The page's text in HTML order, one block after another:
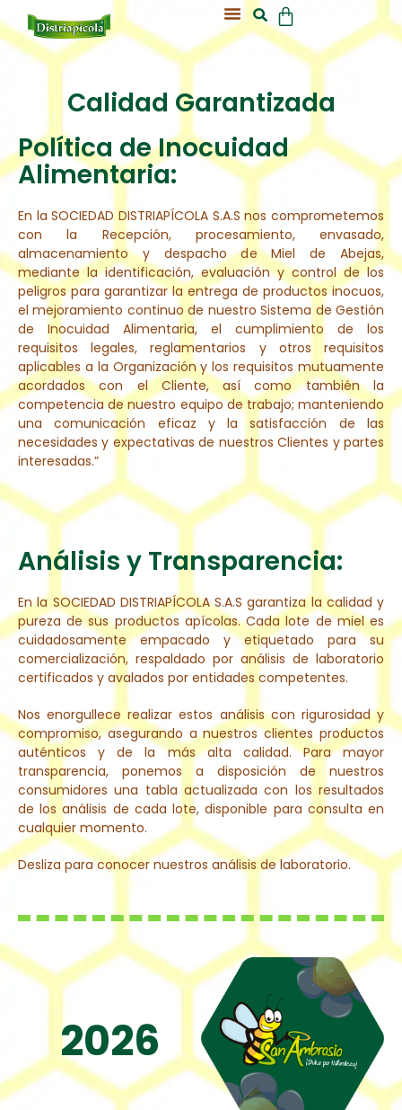
Calidad Garantizada
Política de Inocuidad
Alimentaria:
En la SOCIEDAD DISTRIAPÍCOLA S.A.S nos comprometemos
con la Recepción, procesamiento, envasado,
almacenamiento y despacho de Miel de Abejas,
mediante la identificación, evaluación y control de los
peligros para garantizar la entrega de productos inocuos,
el mejoramiento continuo de nuestro Sistema de Gestión
de Inocuidad Alimentaria, el cumplimiento de los
requisitos legales, reglamentarios y otros requisitos
aplicables a la Organización y los requisitos mutuamente
acordados con el Cliente, así como también la
competencia de nuestro equipo de trabajo; manteniendo
una comunicación eficaz y la satisfacción de las
necesidades y expectativas de nuestros Clientes y partes
interesadas.”
Análisis y Transparencia:
En la SOCIEDAD DISTRIAPÍCOLA S.A.S garantiza la calidad y
pureza de sus productos apícolas. Cada lote de miel es
cuidadosamente empacado y etiquetado para su
comercialización, respaldado por análisis de laboratorio
certificados y avalados por entidades competentes.
Nos enorgullece realizar estos análisis con rigurosidad y
compromiso, asegurando a nuestros clientes productos
auténticos y de la más alta calidad. Para mayor
transparencia, ponemos a disposición de nuestros
consumidores una tabla actualizada con los resultados
de los análisis de cada lote, disponible para consulta en
cualquier momento.
Desliza para conocer nuestros análisis de laboratorio.
2026